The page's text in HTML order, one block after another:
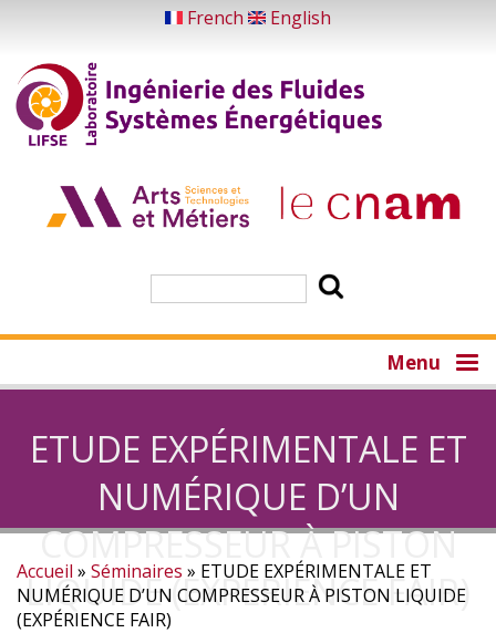
contenu
principal
French English
Menu
ETUDE EXPÉRIMENTALE ET
NUMÉRIQUE D’UN
COMPRESSEUR À PISTON
LIQUIDE (EXPÉRIENCE FAIR)
Fil
Accueil Séminaires
ETUDE EXPÉRIMENTALE ET
NUMÉRIQUE D’UN COMPRESSEUR À PISTON LIQUIDE
(EXPÉRIENCE FAIR)